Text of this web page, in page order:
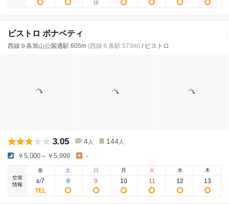
ビストロ ボナペティ
西線９条旭山公園通駅 605m (西線６条駅 573m) / ビストロ
3.05 4 人 144 人
￥5,000～￥5,999 -
空席
情報
金
8/7
土
8
日
9
月
10
火
11
水
12
木
13